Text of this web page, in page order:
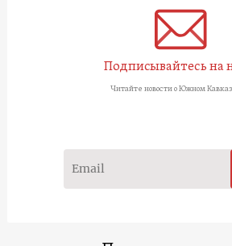
Подписывайтесь на
Читайте новости о Южном